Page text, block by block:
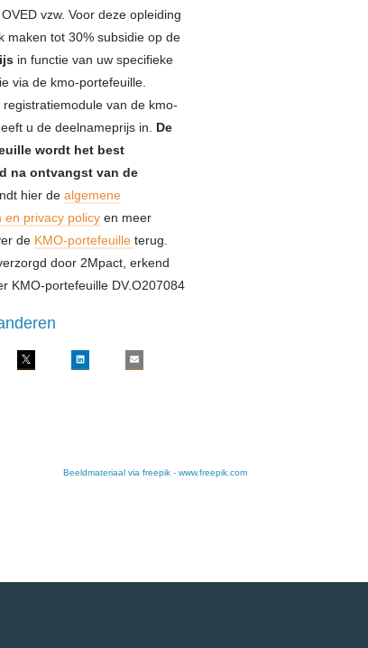
vzw. Voor deze opleiding
maken tot 30% subsidie op de
in functie van uw specifieke
via de kmo-portefeuille.
van de kmo-
u de deelnameprijs in. De
wordt het best
na ontvangst van de
hier de algemene
en privacy policyen meer
de KMO-portefeuille terug.
door 2Mpact, erkend
KMO-portefeuille DV.O207084
X LinkedIn E-mail
Beeldmateriaal via freepik - www.freepik.com